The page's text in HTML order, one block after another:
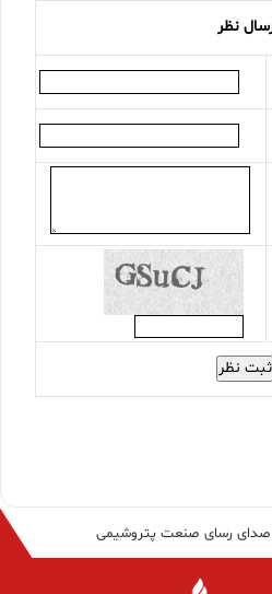
نظر
ثبت نظر
صدای رسای صنعت پتروشیمی